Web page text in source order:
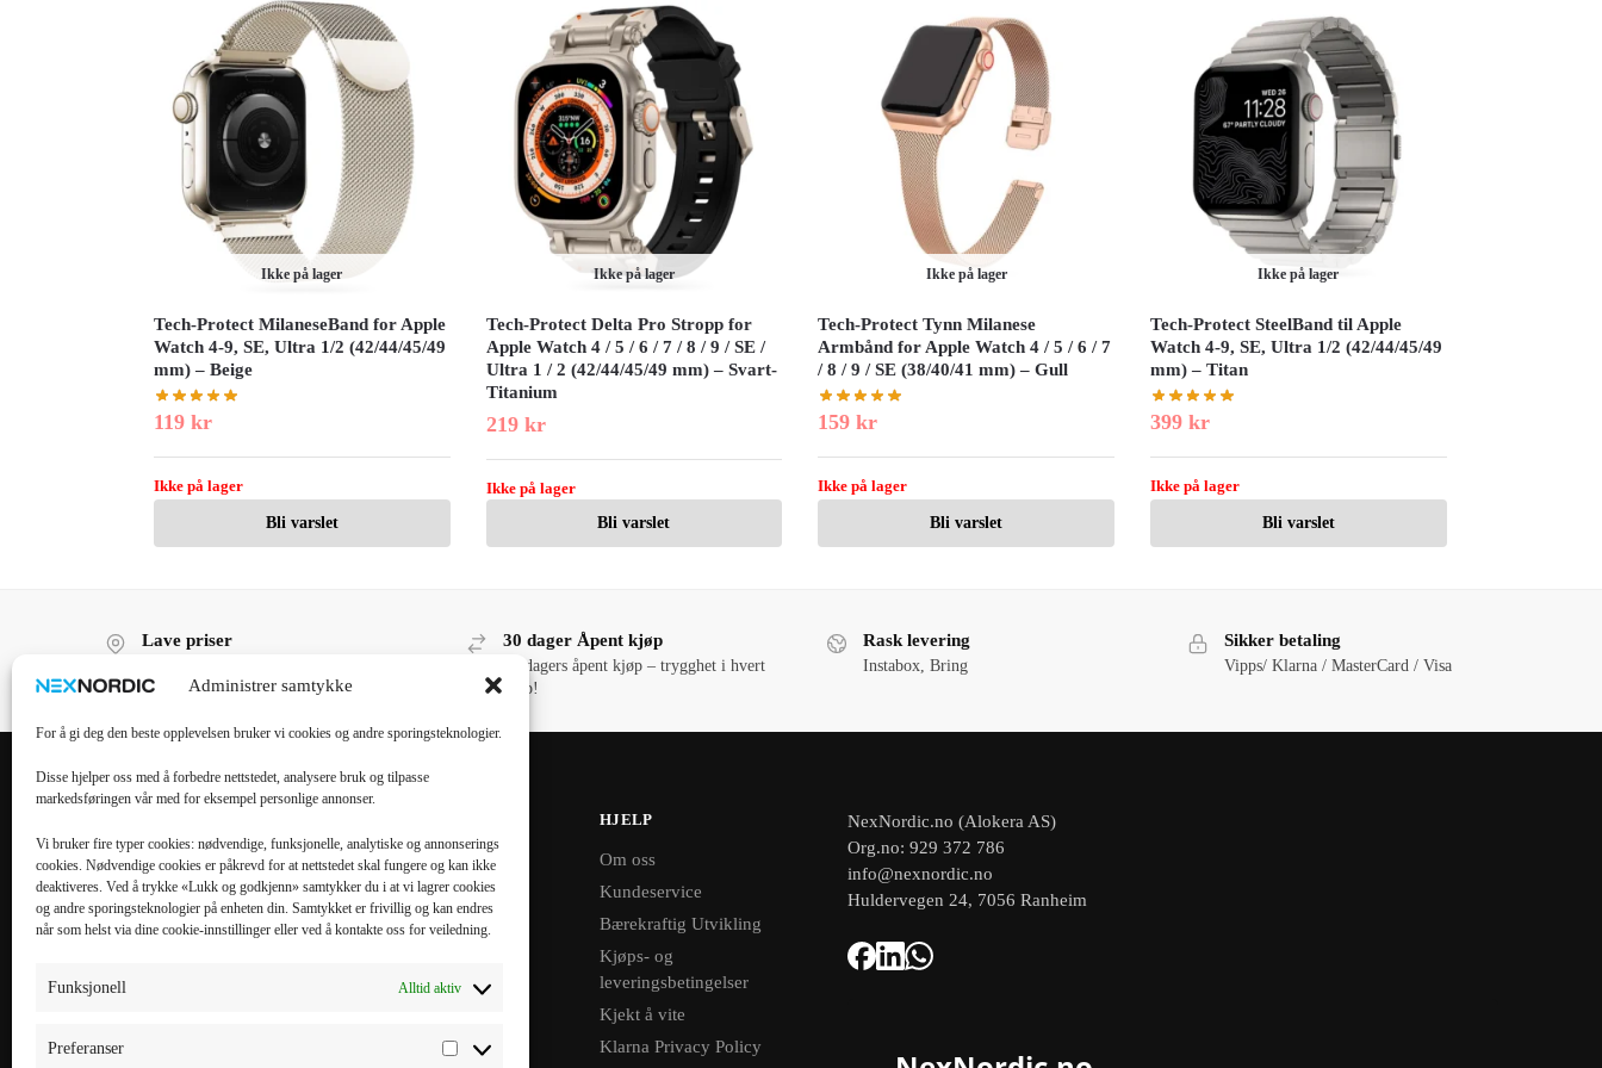
Administrer samtykke
For å gi deg den beste opplevelsen bruker vi cookies og andre sporingsteknologier.
Disse hjelper oss med å forbedre nettstedet, analysere bruk og tilpasse
markedsføringen vår med for eksempel personlige annonser.
Vi bruker fire typer cookies: nødvendige, funksjonelle, analytiske og annonserings
cookies. Nødvendige cookies er påkrevd for at nettstedet skal fungere og kan ikke
deaktiveres. Ved å trykke «Lukk og godkjenn» samtykker du i at vi lagrer cookies
og andre sporingsteknologier på enheten din. Samtykket er frivillig og kan endres
når som helst via dine cookie-innstillinger eller ved å kontakte oss for veiledning.
Funksjonell Alltid aktiv
Preferanser
Ikke på lager
Tech-Protect MilaneseBand for Apple
Watch 4-9, SE, Ultra 1/2 (42/44/45/49
mm) – Beige
119 kr
Ikke på lager
Bli varslet
Ikke på lager
Tech-Protect Delta Pro Stropp for
Apple Watch 4 / 5 / 6 / 7 / 8 / 9 / SE /
Ultra 1 / 2 (42/44/45/49 mm) – Svart-
Titanium
219 kr
Ikke på lager
Bli varslet
Ikke på lager
Tech-Protect Tynn Milanese
Armbånd for Apple Watch 4 / 5 / 6 / 7
/ 8 / 9 / SE (38/40/41 mm) – Gull
159kr
Ikke på lager
Bli varslet
Ikke på lager
Tech-Protect SteelBand til Apple
Watch 4-9, SE, Ultra 1/2 (42/44/45/49
mm) – Titan
399kr
Ikke på lager
Bli varslet
Lave priser 30 dager Åpent kjøp
30 dagers åpent kjøp – trygghet i hvert
kjøp!
Rask levering
Instabox, Bring
Sikker betaling
Vipps/ Klarna / MasterCard / Visa
KATEGORIER
Mobiltilbehør
Tilbehør til nettbrett
Kabler & Ladere
MOBILTILBEHØR
iPhone 16 Pro Max
iPhone 16 Pro
iPhone 16
Galaxy S25 Plus
HJELP
Om oss
Kundeservice
Bærekraftig Utvikling
Kjøps- og
leveringsbetingelser
Kjekt å vite
Klarna Privacy Policy
NexNordic.no (Alokera AS)
Org.no: 929 372 786
info@nexnordic.no
Huldervegen 24, 7056 Ranheim